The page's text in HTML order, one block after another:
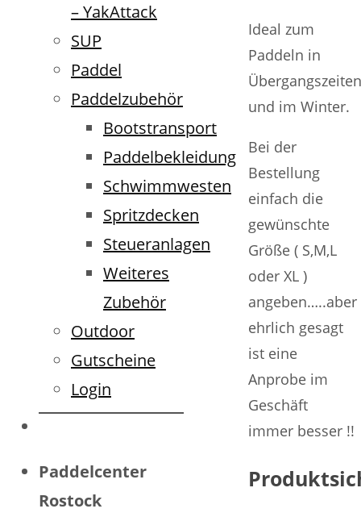
Ideal zum
Paddeln in
Übergangszeiten
und im Winter.
Bei der
Bestellung
einfach die
gewünschte
Größe ( S,M,L
oder XL )
angeben…..aber
ehrlich gesagt
ist eine
Anprobe im
Geschäft
immer besser !!
– YakAttack
SUP
Paddel
Paddelzubehör
Bootstransport
Paddelbekleidung
Schwimmwesten
Spritzdecken
Steueranlagen
Weiteres
Zubehör
Outdoor
Gutscheine
Login
Paddelcenter
Rostock